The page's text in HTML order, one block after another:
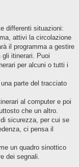
differenti situazioni:
attivi la circolazione
il programma a gestire
gli itinerari. Puoi
per alcuni o tutti i
parte del tracciato
al computer e poi
che un altro.
sicurezza, per cui se
ci pensa il
un quadro sinottico
dei segnali.